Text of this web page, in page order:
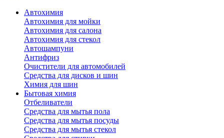
Автохимия
Автохимия для мойки
Автохимия для салона
Автохимия для стекол
Автошампуни
Антифриз
Очистители для автомобилей
Средства для дисков и шин
Химия для шин
Бытовая химия
Отбеливатели
Средства для мытья пола
Средства для мытья посуды
Средства для мытья стекол